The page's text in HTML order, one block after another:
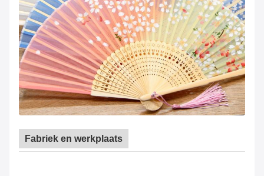
Fabriek en werkplaats